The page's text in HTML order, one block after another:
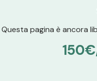
Questa pagina è ancora